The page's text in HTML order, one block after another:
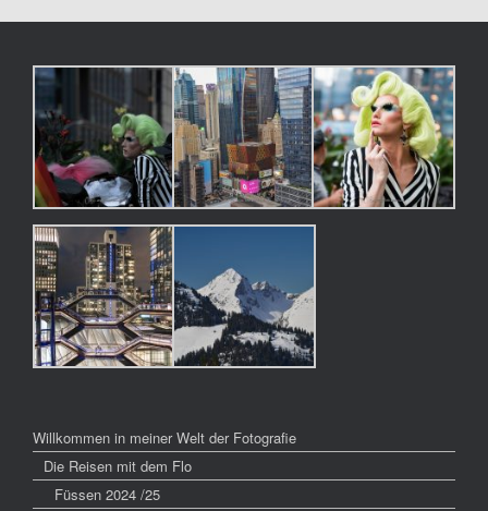
Willkommen in meiner Welt der Fotografie
Die Reisen mit dem Flo
Füssen 2024 /25